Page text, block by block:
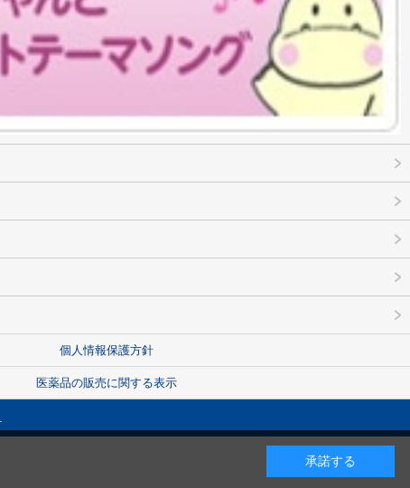
個人情報保護方針
医薬品の販売に関する表示
承諾する